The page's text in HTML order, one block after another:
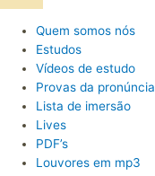
Quem somos nós
Estudos
Vídeos de estudo
Provas da pronúncia
Lista de imersão
Lives
PDF’s
Louvores em mp3